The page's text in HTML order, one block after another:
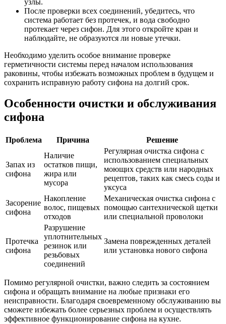
После проверки всех соединений, убедитесь, что
система работает без протечек, и вода свободно
протекает через сифон. Для этого откройте кран и
наблюдайте, не образуются ли новые утечки.
Необходимо уделить особое внимание проверке
герметичности системы перед началом использования
раковины, чтобы избежать возможных проблем в будущем и
сохранить исправную работу сифона на долгий срок.
Особенности очистки и обслуживания
сифона
Проблема Причина Решение
Запах из
сифона
Наличие
остатков пищи,
жира или
мусора
Регулярная очистка сифона с
использованием специальных
моющих средств или народных
рецептов, таких как смесь соды и
уксуса
Засорение
сифона
Накопление
волос, пищевых
отходов
Механическая очистка сифона с
помощью сантехнической щетки
или специальной проволоки
Протечка
сифона
Разрушение
уплотнительных
резинок или
резьбовых
соединений
Замена поврежденных деталей
или установка нового сифона
Помимо регулярной очистки, важно следить за состоянием
сифона и обращать внимание на любые признаки его
неисправности. Благодаря своевременному обслуживанию вы
сможете избежать более серьезных проблем и осуществлять
эффективное функционирование сифона на кухне.